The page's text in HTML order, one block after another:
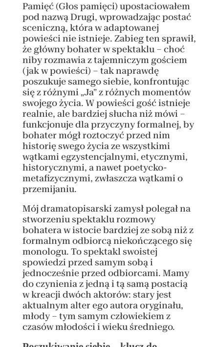
Pamięć (Głos pamięci) upostaciowałem
pod nazwą Drugi, wprowadzając postać
sceniczną, która w adaptowanej
powieści nie istnieje. Zabieg ten sprawił,
że główny bohater w spektaklu – choć
niby rozmawia z tajemniczym gościem
(jak w powieści) – tak naprawdę
poszukuje samego siebie, konfrontując
się z różnymi „Ja” z różnych momentów
swojego życia. W powieści gość istnieje
realnie, ale bardziej słucha niż mówi –
funkcjonuje dla przyczyny formalnej, by
bohater mógł roztoczyć przed nim
historię swego życia ze wszystkimi
wątkami egzystencjalnymi, etycznymi,
historycznymi, a nawet poetycko-
metafizycznymi, zwłaszcza wątkami o
przemijaniu.
Mój dramatopisarski zamysł polegał na
stworzeniu spektaklu rozmowy
bohatera w istocie bardziej ze sobą niż z
formalnym odbiorcą niekończącego się
monologu. To spektakl swoistej
spowiedzi przed samym sobą i
jednocześnie przed odbiorcami. Mamy
do czynienia z jedną i tą samą postacią
w kreacji dwóch aktorów: stary jest
aktualnym alter ego autora oryginału,
młody – tym samym człowiekiem z
czasów młodości i wieku średniego.